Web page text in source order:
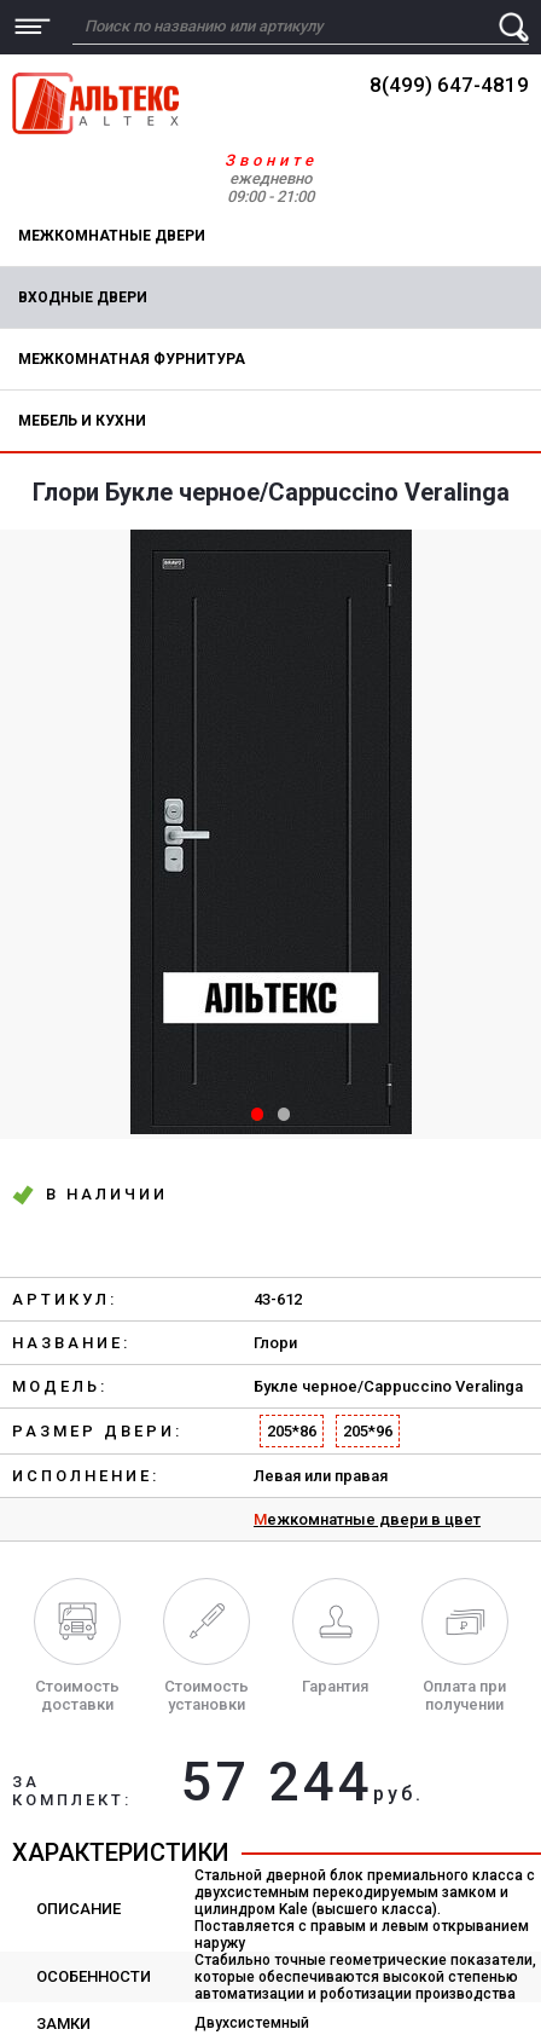
8(499) 647-4819
Звоните
ежедневно
09:00 - 21:00
МЕЖКОМНАТНЫЕ ДВЕРИ
ВХОДНЫЕ ДВЕРИ
МЕЖКОМНАТНАЯ ФУРНИТУРА
МЕБЕЛЬ И КУХНИ
Глори Букле черное/Cappuccino Veralinga
В НАЛИЧИИ
АРТИКУЛ: 43-612
НАЗВАНИЕ: Глори
МОДЕЛЬ: Букле черное/Cappuccino Veralinga
РАЗМЕР ДВЕРИ: 205*86 205*96
ИСПОЛНЕНИЕ: Левая или правая
Межкомнатные двери в цвет
Стоимость
доставки
Стоимость
установки
Гарантия
Оплата при
получении
ЗА
КОМПЛЕКТ:
57 244 руб.
ХАРАКТЕРИСТИКИ
ОПИСАНИЕ
Стальной дверной блок премиального класса с
двухсистемным перекодируемым замком и
цилиндром Kale (высшего класса).
Поставляется с правым и левым открыванием
наружу
ОСОБЕННОСТИ
Стабильно точные геометрические показатели,
которые обеспечиваются высокой степенью
автоматизации и роботизации производства
ЗАМКИ Двухсистемный